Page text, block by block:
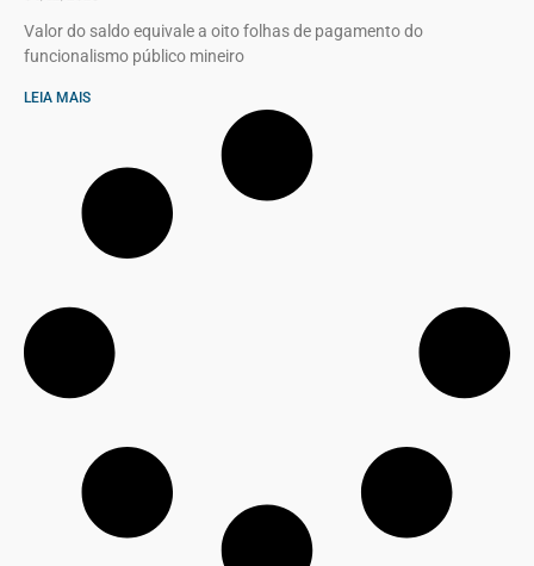
Valor do saldo equivale a oito folhas de pagamento do
funcionalismo público mineiro
LEIA MAIS